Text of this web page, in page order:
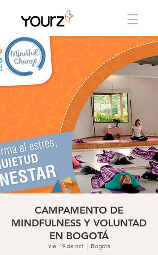
CAMPAMENTO DE
MINDFULNESS Y VOLUNTAD
EN BOGOTÁ
vie, 19 de oct
  |
Bogotá